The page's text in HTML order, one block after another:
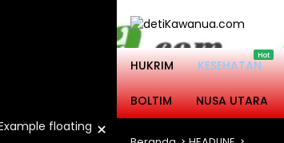
HUKRIM
KESEHATAN
BOLTIM NUSA UTARA
×